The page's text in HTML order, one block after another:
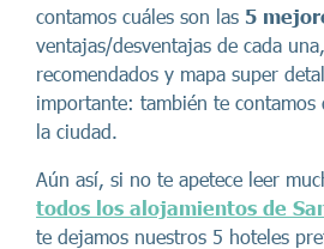
contamos cuáles son las 5
ventajas/desventajas de cada
recomendados y mapa super
importante: también te contamos
la ciudad.
Aún así, si no te apetece leer
todos los alojamientos de
te dejamos nuestros 5 hoteles